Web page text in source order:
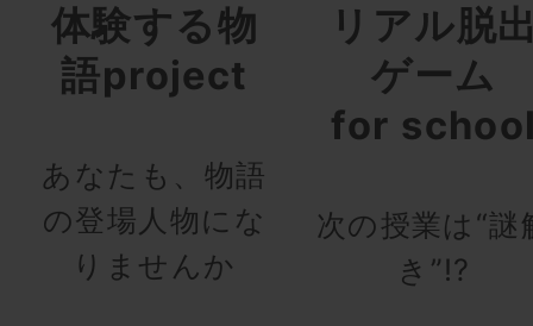
体験する物
語project
あなたも、物語
の登場人物にな
りませんか
リアル脱
ゲーム
for
次の授業は“謎
き”!?